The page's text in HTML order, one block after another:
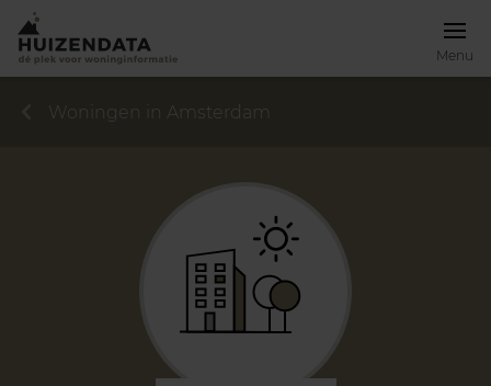
Menu
Woningen in Amsterdam